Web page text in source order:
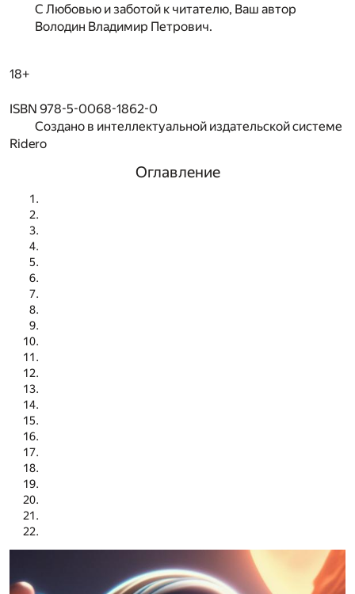
С Любовью и заботой к читателю, Ваш автор
Володин Владимир Петрович.
18+
ISBN 978-5-0068-1862-0
Создано в интеллектуальной издательской системе
Ridero
Оглавление